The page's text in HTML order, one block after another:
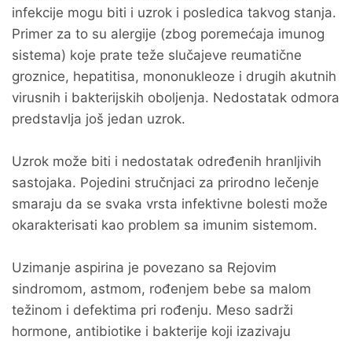
infekcije mogu biti i uzrok i posledica takvog stanja.
Primer za to su alergije (zbog poremećaja imunog
sistema) koje prate teže slučajeve reumatične
groznice, hepatitisa, mononukleoze i drugih akutnih
virusnih i bakterijskih oboljenja. Nedostatak odmora
predstavlja još jedan uzrok.
Uzrok može biti i nedostatak određenih hranljivih
sastojaka. Pojedini stručnjaci za prirodno lečenje
smaraju da se svaka vrsta infektivne bolesti može
okarakterisati kao problem sa imunim sistemom.
Uzimanje aspirina je povezano sa Rejovim
sindromom, astmom, rođenjem bebe sa malom
težinom i defektima pri rođenju. Meso sadrži
hormone, antibiotike i bakterije koji izazivaju